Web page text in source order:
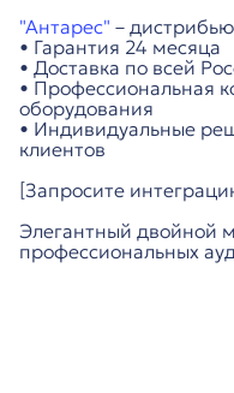
"Антарес" –
• Гарантия 24 месяца
• Доставка по всей
• Профессиональная
оборудования
• Индивидуальные
клиентов
[Запросите
Элегантный двойной
профессиональных